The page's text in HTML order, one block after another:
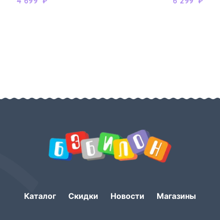
Каталог Скидки Новости Магазины